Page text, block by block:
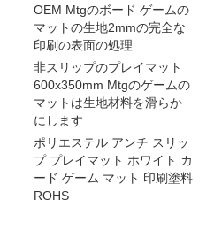
OEM Mtgのボード ゲームの
マットの生地2mmの完全な
印刷の表面の処理
非スリップのプレイマット
600x350mm Mtgのゲームの
マットは生地材料を滑らか
にします
ポリエステル アンチ スリッ
プ プレイマット ホワイト カ
ード ゲーム マット 印刷塗料
ROHS